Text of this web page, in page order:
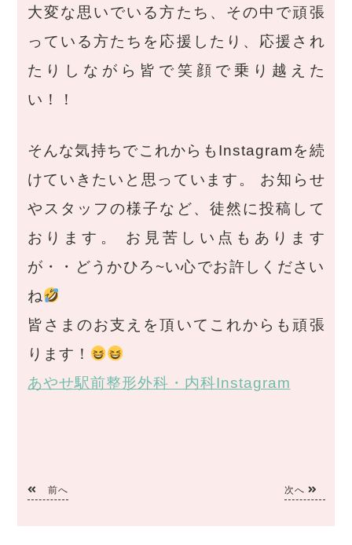
大変な思いでいる方たち、その中で頑張
っている方たちを応援したり、応援され
たりしながら皆で笑顔で乗り越えた
い！！
そんな気持ちでこれからもInstagramを続
けていきたいと思っています。 お知らせ
やスタッフの様子など、徒然に投稿して
おります。 お見苦しい点もあります
が・・どうかひろ~い心でお許しください
ね
皆さまのお支えを頂いてこれからも頑張
ります！
あやせ駅前整形外科・内科Instagram
前へ 次へ